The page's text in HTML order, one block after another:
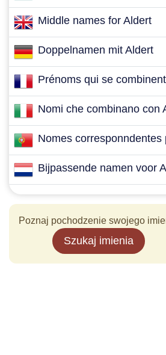
Middle names for Aldert
Doppelnamen mit Aldert
Prénoms qui se
Nomi che combinano con
Nomes corresponndentes
Bijpassende namen voor
Poznaj pochodzenie swojego
Szukaj imienia